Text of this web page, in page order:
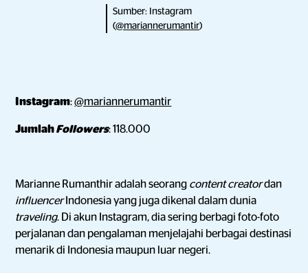
Sumber: Instagram
(@mariannerumantir)
Instagram:@mariannerumantir
JumlahFollowers: 118.000
Marianne Rumanthir adalah seorang content creatordan
influencer Indonesia yang juga dikenal dalam dunia
traveling. Di akun Instagram, dia sering berbagi foto-foto
perjalanan dan pengalaman menjelajahi berbagai destinasi
menarik di Indonesia maupun luar negeri.